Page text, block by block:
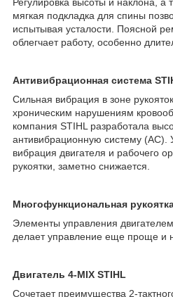
мягкая подкладка для спины
испытывая усталости. Поясной
облегчает работу, особенно
Антивибрационная система
Сильная вибрация в зоне
хроническим нарушениям
компания STIHL разработала
антивибрационную систему (АС).
вибрация двигателя и рабочего
рукоятки, заметно снижается.
Многофункциональная
Элементы управления
делает управление еще проще и
Двигатель 4-MIX STIHL
Сочетает преимущества 2-